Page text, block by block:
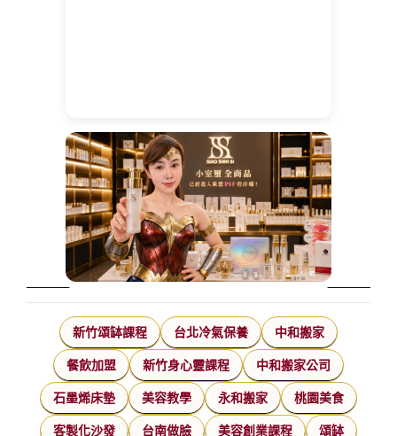
新竹頌缽課程 台北冷氣保養 中和搬家
餐飲加盟 新竹身心靈課程 中和搬家公司
石墨烯床墊 美容教學 永和搬家 桃園美食
客製化沙發 台南做臉 美容創業課程 頌缽